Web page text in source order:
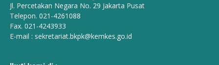
Jl. Percetakan Negara No. 29 Jakarta Pusat
Telepon. 021-4261088
Fax. 021-4243933
E-mail : sekretariat.bkpk@kemkes.go.id